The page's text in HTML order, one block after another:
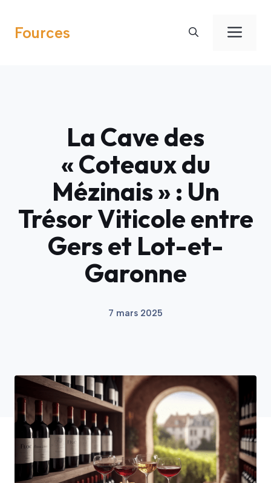
contenu
Fources
La Cave des
« Coteaux du
Mézinais » : Un
Trésor Viticole entre
Gers et Lot-et-
Garonne
7 mars 2025